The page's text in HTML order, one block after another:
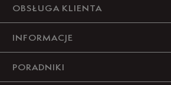
OBSŁUGA KLIENTA
INFORMACJE
PORADNIKI